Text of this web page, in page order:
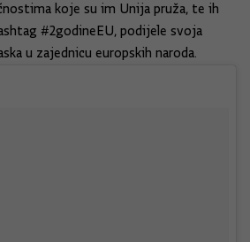
koje su im Unija pruža, te ih
#2godineEU, podijele svoja
u zajednicu europskih naroda.